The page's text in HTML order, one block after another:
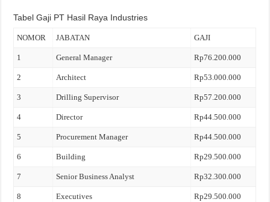
Tabel Gaji PT Hasil Raya Industries
NOMOR JABATAN GAJI
1 General Manager Rp76.200.000
2 Architect Rp53.000.000
3 Drilling Supervisor Rp57.200.000
4 Director Rp44.500.000
5 Procurement Manager Rp44.500.000
6 Building Rp29.500.000
7 Senior Business Analyst Rp32.300.000
8 Executives Rp29.500.000